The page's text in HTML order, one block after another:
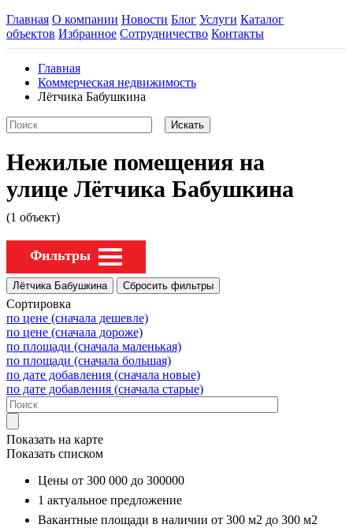
Главная О компании Новости Блог Услуги Каталог
объектов Избранное Сотрудничество Контакты
Главная
Коммерческая недвижимость
Лётчика Бабушкина
Нежилые помещения на
улице Лётчика Бабушкина
(1 объект)
Фильтры
Сортировка
по цене (сначала дешевле)
по цене (сначала дороже)
по площади (сначала маленькая)
по площади (сначала большая)
по дате добавления (сначала новые)
по дате добавления (сначала старые)
Показать на карте
Показать списком
Цены от 300 000 до 300000
1 актуальное предложение
Вакантные площади в наличии от 300 м2 до 300 м2